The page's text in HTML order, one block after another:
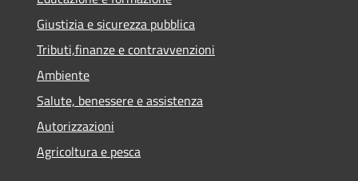
Giustizia e sicurezza pubblica
Tributi,finanze e contravvenzioni
Ambiente
Salute, benessere e assistenza
Autorizzazioni
Agricoltura e pesca